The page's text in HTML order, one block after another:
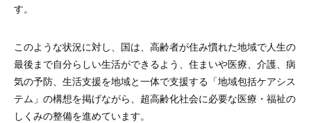
す。
このような状況に対し、国は、高齢者が住み慣れた地域で人生の
最後まで自分らしい生活ができるよう、住まいや医療、介護、病
気の予防、生活支援を地域と一体で支援する「地域包括ケアシス
テム」の構想を掲げながら、超高齢化社会に必要な医療・福祉の
しくみの整備を進めています。